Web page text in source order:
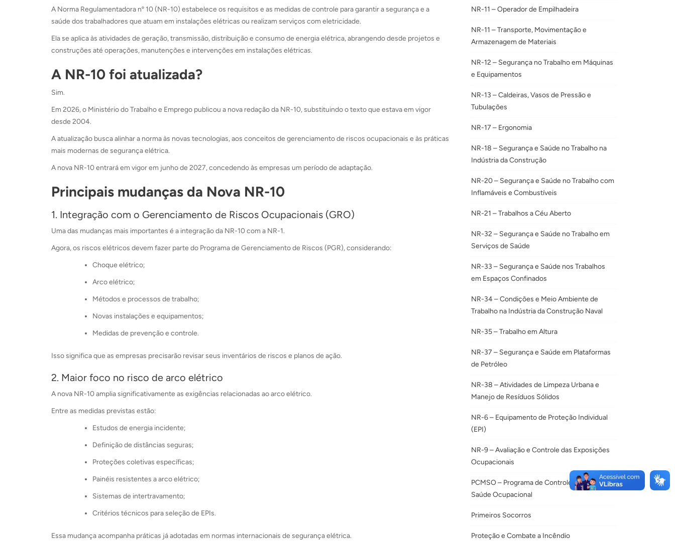
A Norma Regulamentadora nº 10 (NR-10) estabelece os requisitos e as medidas de controle para garantir a segurança e a
saúde dos trabalhadores que atuam em instalações elétricas ou realizam serviços com eletricidade.
Ela se aplica às atividades de geração, transmissão, distribuição e consumo de energia elétrica, abrangendo desde projetos e
construções até operações, manutenções e intervenções em instalações elétricas.
A NR-10 foi atualizada?
Sim.
Em 2026, o Ministério do Trabalho e Emprego publicou a nova redação da NR-10, substituindo o texto que estava em vigor
desde 2004.
A atualização busca alinhar a norma às novas tecnologias, aos conceitos de gerenciamento de riscos ocupacionais e às práticas
mais modernas de segurança elétrica.
A nova NR-10 entrará em vigor em junho de 2027, concedendo às empresas um período de adaptação.
Principais mudanças da Nova NR-10
1. Integração com o Gerenciamento de Riscos Ocupacionais (GRO)
Uma das mudanças mais importantes é a integração da NR-10 com a NR-1.
Agora, os riscos elétricos devem fazer parte do Programa de Gerenciamento de Riscos (PGR), considerando:
Choque elétrico;
Arco elétrico;
Métodos e processos de trabalho;
Novas instalações e equipamentos;
Medidas de prevenção e controle.
Isso significa que as empresas precisarão revisar seus inventários de riscos e planos de ação.
2. Maior foco no risco de arco elétrico
A nova NR-10 amplia significativamente as exigências relacionadas ao arco elétrico.
Entre as medidas previstas estão:
Estudos de energia incidente;
Definição de distâncias seguras;
Proteções coletivas específicas;
Painéis resistentes a arco elétrico;
Sistemas de intertravamento;
Critérios técnicos para seleção de EPIs.
Essa mudança acompanha práticas já adotadas em normas internacionais de segurança elétrica.
NR-11 – Operador de Empilhadeira
NR-11 – Transporte, Movimentação e
Armazenagem de Materiais
NR-12 – Segurança no Trabalho em Máquinas
e Equipamentos
NR-13 – Caldeiras, Vasos de Pressão e
Tubulações
NR-17 – Ergonomia
NR-18 – Segurança e Saúde no Trabalho na
Indústria da Construção
NR-20 – Segurança e Saúde no Trabalho com
Inflamáveis e Combustíveis
NR-21 – Trabalhos a Céu Aberto
NR-32 – Segurança e Saúde no Trabalho em
Serviços de Saúde
NR-33 – Segurança e Saúde nos Trabalhos
em Espaços Confinados
NR-34 – Condições e Meio Ambiente de
Trabalho na Indústria da Construção Naval
NR-35 – Trabalho em Altura
NR-37 – Segurança e Saúde em Plataformas
de Petróleo
NR-38 – Atividades de Limpeza Urbana e
Manejo de Resíduos Sólidos
NR-6 – Equipamento de Proteção Individual
(EPI)
NR-9 – Avaliação e Controle das Exposições
Ocupacionais
PCMSO – Programa de Controle Médico de
Saúde Ocupacional
Primeiros Socorros
Proteção e Combate a Incêndio